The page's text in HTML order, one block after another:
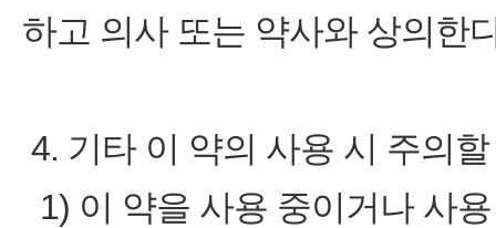
하고 의사 또는 약사와 상의한
4. 기타 이 약의 사용 시 주의
1) 이 약을 사용 중이거나 사